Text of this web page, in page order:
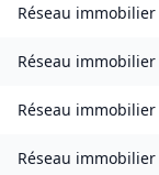
Réseau immobilier
Réseau immobilier
Réseau immobilier
Réseau immobilier